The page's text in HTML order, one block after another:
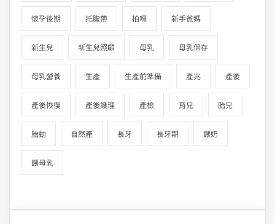
懷孕後期 托腹帶 拍嗝 新手爸媽
新生兒 新生兒照顧 母乳 母乳保存
母乳營養 生產 生產前準備 產兆 產後
產後恢復 產後護理 產檢 育兒 胎兒
胎動 自然產 長牙 長牙期 餵奶
餵母乳